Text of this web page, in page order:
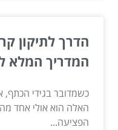
הדרך לתיקון
המדריך המלא
כשמדובר בגידי הכתף,
האלה הוא אולי אחד
הפציעה...